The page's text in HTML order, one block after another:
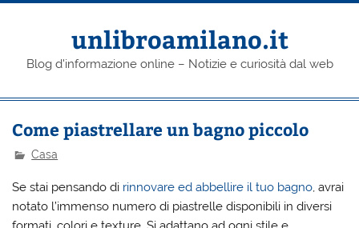
Skip
unlibroamilano.it
Blog d'informazione online – Notizie e curiosità dal web
Come piastrellare un bagno piccolo
Casa
Se stai pensando di rinnovare ed abbellire il tuo bagno, avrai
notato l’immenso numero di piastrelle disponibili in diversi